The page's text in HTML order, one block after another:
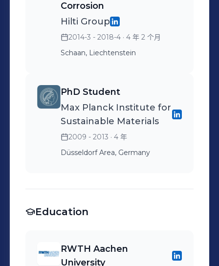
Corrosion
Hilti Group
2014-3 - 2018-4 · 4 年 2 个月
Schaan, Liechtenstein
PhD Student
Max Planck Institute for
Sustainable Materials
2009 - 2013 · 4 年
Düsseldorf Area, Germany
Education
RWTH Aachen
University